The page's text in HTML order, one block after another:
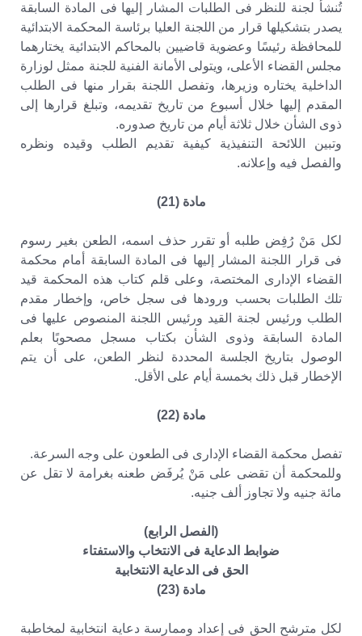
تُنشأ لجنة للنظر فى الطلبات المشار إليها فى المادة السابقة
يصدر بتشكيلها قرار من اللجنة العليا برئاسة المحكمة الابتدائية
للمحافظة رئيسًا وعضوية قاضيين بالمحاكم الابتدائية يختارهما
مجلس القضاء الأعلى، ويتولى الأمانة الفنية للجنة ممثل لوزارة
الداخلية يختاره وزيرها، وتفصل اللجنة بقرار منها فى الطلب
المقدم إليها خلال أسبوع من تاريخ تقديمه، وتبلغ قرارها إلى
ذوى الشأن خلال ثلاثة أيام من تاريخ صدوره.
وتبين اللائحة التنفيذية كيفية تقديم الطلب وقيده ونظره
والفصل فيه وإعلانه.
مادة (21)
لكل مَنْ رُفِض طلبه أو تقرر حذف اسمه، الطعن بغير رسوم
فى قرار اللجنة المشار إليها فى المادة السابقة أمام محكمة
القضاء الإدارى المختصة، وعلى قلم كتاب هذه المحكمة قيد
تلك الطلبات بحسب ورودها فى سجل خاص، وإخطار مقدم
الطلب ورئيس لجنة القيد ورئيس اللجنة المنصوص عليها فى
المادة السابقة وذوى الشأن بكتاب مسجل مصحوبًا بعلم
الوصول بتاريخ الجلسة المحددة لنظر الطعن، على أن يتم
الإخطار قبل ذلك بخمسة أيام على الأقل.
مادة (22)
تفصل محكمة القضاء الإدارى فى الطعون على وجه السرعة.
وللمحكمة أن تقضى على مَنْ يُرفَض طعنه بغرامة لا تقل عن
مائة جنيه ولا تجاوز ألف جنيه.
(الفصل الرابع)
ضوابط الدعاية فى الانتخاب والاستفتاء
الحق فى الدعاية الانتخابية
مادة (23)
لكل مترشح الحق فى إعداد وممارسة دعاية انتخابية لمخاطبة